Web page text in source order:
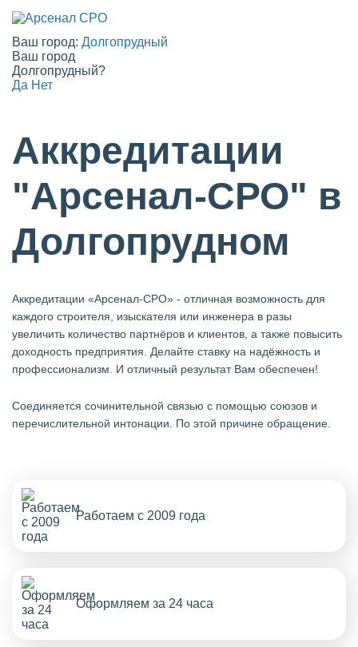
Ваш город: Долгопрудный
Ваш город
Долгопрудный?
Да Нет
Аккредитации
"Арсенал-СРО" в
Долгопрудном
Аккредитации «Арсенал-СРО» - отличная возможность для
каждого строителя, изыскателя или инженера в разы
увеличить количество партнёров и клиентов, а также повысить
доходность предприятия. Делайте ставку на надёжность и
профессионализм. И отличный результат Вам обеспечен!
Cоединяется сочинительной связью с помощью союзов и
перечислительной интонации. По этой причине обращение.
Работаем с 2009 года
Оформляем за 24 часа